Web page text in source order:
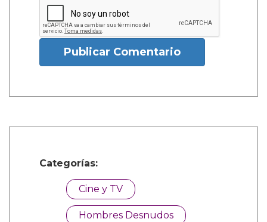
Publicar Comentario
Categorías:
Cine y TV
Hombres Desnudos